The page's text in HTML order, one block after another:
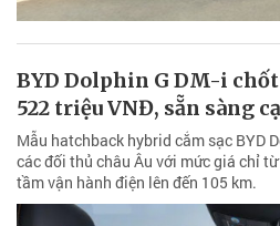
BYD Dolphin G DM-i
522 triệu VNĐ, sẵn sàng
Mẫu hatchback hybrid cắm sạc BYD
các đối thủ châu Âu với mức giá chỉ
tầm vận hành điện lên đến 105 km.